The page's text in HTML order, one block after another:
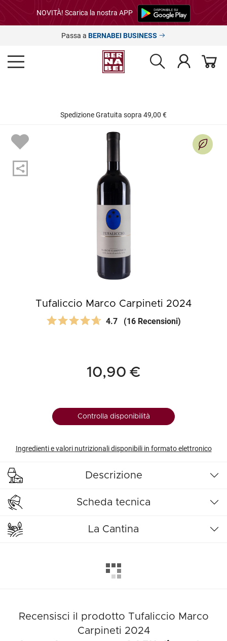
NOVITÀ! Scarica la nostra APP
Passa a BERNABEI BUSINESS
Spedizione Gratuita sopra 49,00 €
Tufaliccio Marco Carpineti 2024
4.7 (16 Recensioni)
10,90 €
Controlla disponibilità
Ingredienti e valori nutrizionali disponibili in formato elettronico
Descrizione
Scheda tecnica
La Cantina
Recensisci il prodotto Tufaliccio Marco
Carpineti 2024